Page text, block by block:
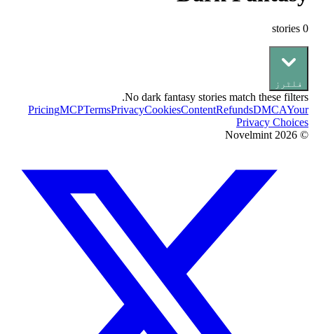
0
stories
فلٹرز
No dark fantasy stories match these filters.
PricingMCPTermsPrivacyCookiesContentRefundsDMCAYour
Privacy Choices
©
2026